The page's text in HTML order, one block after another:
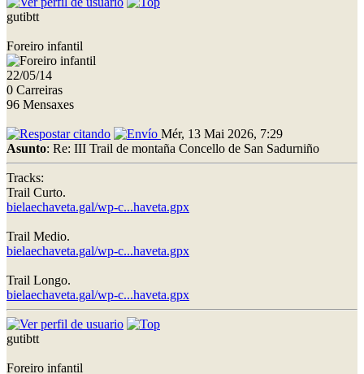
gutibtt
Foreiro infantil
22/05/14
0 Carreiras
96 Mensaxes
Mér, 13 Mai 2026, 7:29
Asunto: Re: III Trail de montaña Concello de San Sadurniño
Tracks:
Trail Curto.
bielaechaveta.gal/wp-c...haveta.gpx
Trail Medio.
bielaechaveta.gal/wp-c...haveta.gpx
Trail Longo.
bielaechaveta.gal/wp-c...haveta.gpx
gutibtt
Foreiro infantil